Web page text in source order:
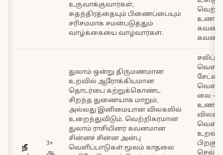
உருவாக்குவார்கள்,
சுதந்திரத்தையும் பிணைப்பையும்
சரிசமமாக சமன்படுத்தும்
வாழ்க்கையை வாழ்வார்கள்.
நீ
3+
ஆ
துலாம் ஒன்று திருமணமான
உறவில் ஆரோக்கியமான
தொடர்பை கற்றுக்கொண்ட
சிறந்த துணையாக மாறும்,
அல்லது இனிமையான விலகலில்
உறைந்துவிடும். வெற்றிகரமான
துலாம் ராசியினர் கவனமான
சின்னச் சின்ன அன்பு
வெளிப்பாடுகள் மூலம் காதலை
லை —
உறவு